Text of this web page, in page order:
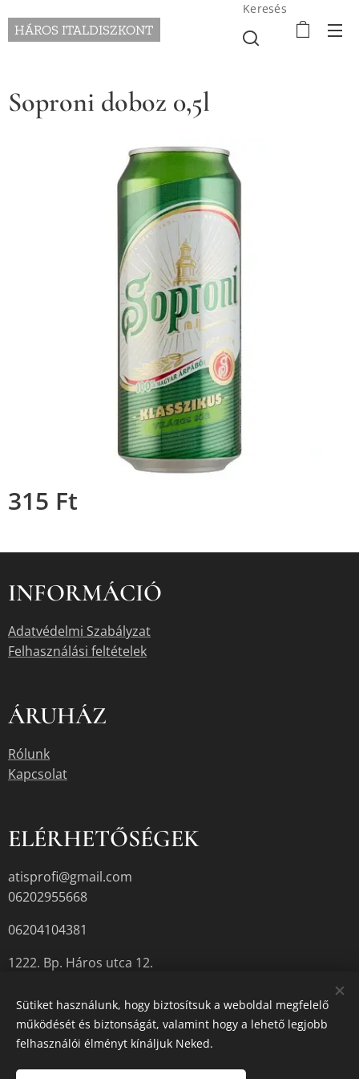
HÁROS ITALDISZKONT
Keresés
Soproni doboz 0,5l
315 Ft
INFORMÁCIÓ
Adatvédelmi Szabályzat
Felhasználási feltételek
ÁRUHÁZ
Rólunk
Kapcsolat
ELÉRHETŐSÉGEK
atisprofi@gmail.com
06202955668
06204104381
1222. Bp. Háros utca 12.
A termékek aktuális készletéről érdeklődjön az üzletben, vagy a
megadott elérhetőségek egyikén.
Sütiket használunk, hogy biztosítsuk a weboldal megfelelő
működését és biztonságát, valamint hogy a lehető legjobb
felhasználói élményt kínáljuk Neked.